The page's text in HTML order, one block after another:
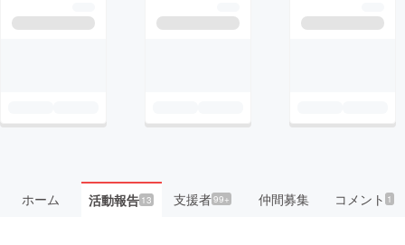
ホーム 活動報告13 支援者99+ 仲間募集 コメント 1